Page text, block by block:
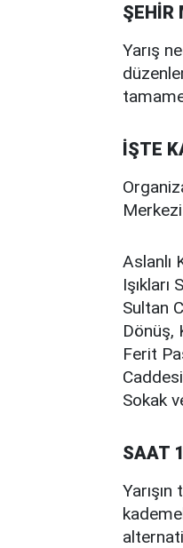
ŞEHİR
Yarış
İŞTE
Merkezi
Aslanlı
Sultan
Dönüş,
Ferit
Sokak
SAAT